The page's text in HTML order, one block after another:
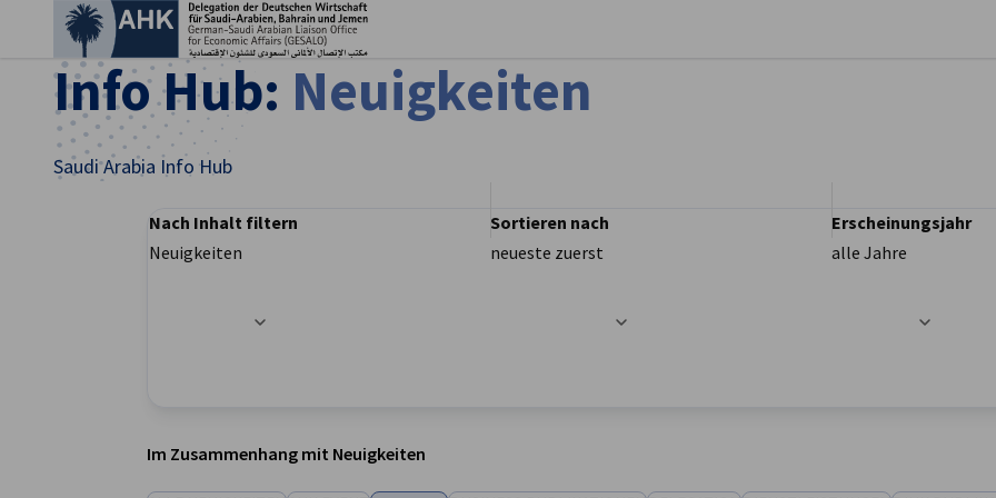
Info Hub: Neuigkeiten
Saudi Arabia Info Hub
Filteroptionen wurden erfolgreich aktualisiert
Nach Inhalt filtern
Neuigkeiten
Sortieren nach
neueste zuerst
Erscheinungsjahr
alle Jahre
Im Zusammenhang mit Neuigkeiten